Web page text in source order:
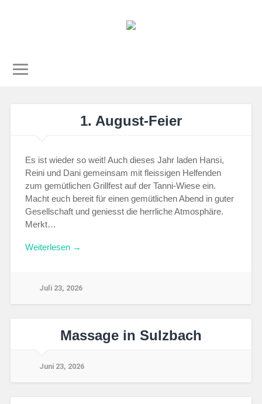
1. August-Feier
Es ist wieder so weit! Auch dieses Jahr laden Hansi,
Reini und Dani gemeinsam mit fleissigen Helfenden
zum gemütlichen Grillfest auf der Tanni-Wiese ein.
Macht euch bereit für einen gemütlichen Abend in guter
Gesellschaft und geniesst die herrliche Atmosphäre.
Merkt…
Weiterlesen →
Juli 23, 2026
Massage in Sulzbach
Juni 23, 2026